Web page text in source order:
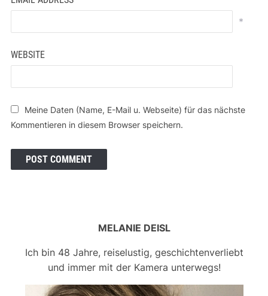
*
WEBSITE
Meine Daten (Name, E-Mail u. Webseite) für das nächste
Kommentieren in diesem Browser speichern.
MELANIE DEISL
Ich bin 48 Jahre, reiselustig, geschichtenverliebt
und immer mit der Kamera unterwegs!